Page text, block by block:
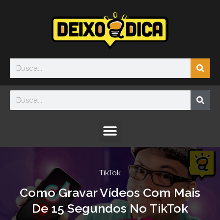
Search
Search
Menu
TikTok
Como Gravar Vídeos Com Mais
De 15 Segundos No TikTok